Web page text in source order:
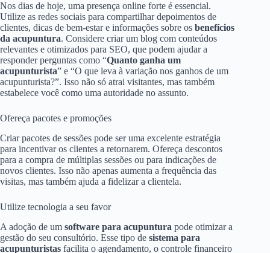
Nos dias de hoje, uma presença online forte é essencial.
Utilize as redes sociais para compartilhar depoimentos de
clientes, dicas de bem-estar e informações sobre os benefícios
da acupuntura. Considere criar um blog com conteúdos
relevantes e otimizados para SEO, que podem ajudar a
responder perguntas como “Quanto ganha um
acupunturista” e “O que leva à variação nos ganhos de um
acupunturista?”. Isso não só atrai visitantes, mas também
estabelece você como uma autoridade no assunto.
Ofereça pacotes e promoções
Criar pacotes de sessões pode ser uma excelente estratégia
para incentivar os clientes a retornarem. Ofereça descontos
para a compra de múltiplas sessões ou para indicações de
novos clientes. Isso não apenas aumenta a frequência das
visitas, mas também ajuda a fidelizar a clientela.
Utilize tecnologia a seu favor
A adoção de um software para acupuntura pode otimizar a
gestão do seu consultório. Esse tipo de sistema para
acupunturistas facilita o agendamento, o controle financeiro